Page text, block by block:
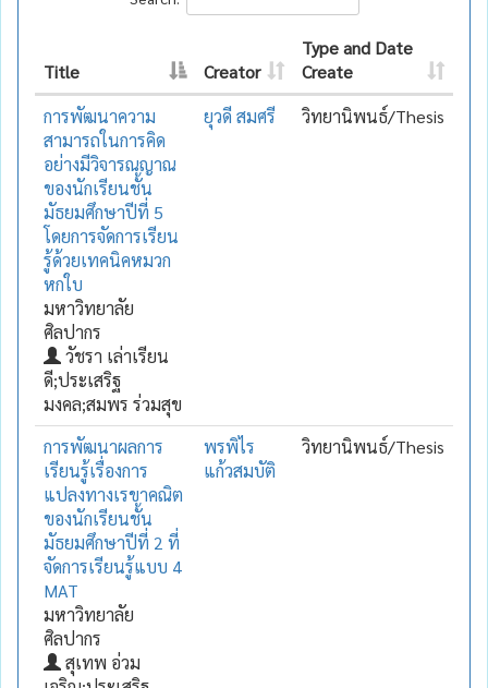
Title Creator
Type and Date
Create
การพัฒนาความ
สามารถในการคิด
อย่างมีวิจารณญาณ
ของนักเรียนชั้น
มัธยมศึกษาปีที่ 5
โดยการจัดการเรียน
รู้ด้วยเทคนิคหมวก
หกใบ
มหาวิทยาลัย
ศิลปากร
วัชรา เล่าเรียน
ดี;ประเสริฐ
มงคล;สมพร ร่วมสุข
ยุวดี สมศรี วิทยานิพนธ์/Thesis
การพัฒนาผลการ
เรียนรู้เรื่องการ
แปลงทางเรขาคณิต
ของนักเรียนชั้น
มัธยมศึกษาปีที่ 2 ที่
จัดการเรียนรู้แบบ 4
MAT
มหาวิทยาลัย
ศิลปากร
สุเทพ อ่วม
พรพิไร
แก้วสมบัติ
วิทยานิพนธ์/Thesis